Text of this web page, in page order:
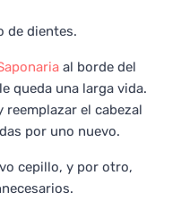
de dientes.
al borde del
queda una larga vida.
el cabezal
por uno nuevo.
cepillo, y por otro,